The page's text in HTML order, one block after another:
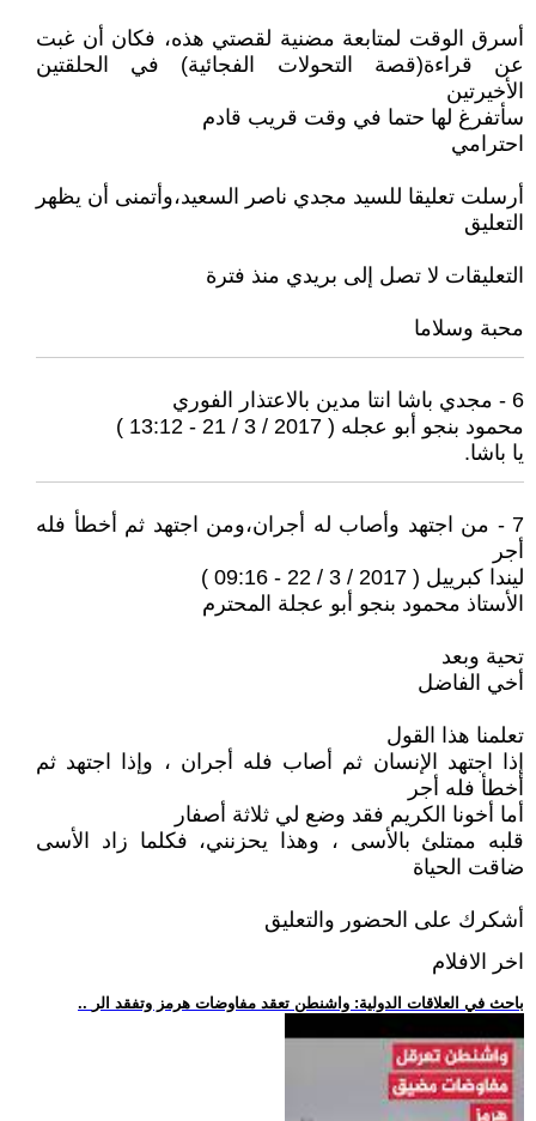
أسرق الوقت لمتابعة مضنية لقصتي هذه، فكان أن غبت
عن قراءة(قصة التحولات الفجائية) في الحلقتين
الأخيرتين
سأتفرغ لها حتما في وقت قريب قادم
احترامي
أرسلت تعليقا للسيد مجدي ناصر السعيد،وأتمنى أن يظهر
التعليق
التعليقات لا تصل إلى بريدي منذ فترة
محبة وسلاما
6 - مجدي باشا انتا مدين بالاعتذار الفوري
محمود بنجو أبو عجله ( 2017 / 3 / 21 - 13:12 )
يا باشا.
7 - من اجتهد وأصاب له أجران،ومن اجتهد ثم أخطأ فله
أجر
ليندا كبرييل ( 2017 / 3 / 22 - 09:16 )
الأستاذ محمود بنجو أبو عجلة المحترم
تحية وبعد
أخي الفاضل
تعلمنا هذا القول
إذا اجتهد الإنسان ثم أصاب فله أجران ، وإذا اجتهد ثم
أخطأ فله أجر
أما أخونا الكريم فقد وضع لي ثلاثة أصفار
قلبه ممتلئ بالأسى ، وهذا يحزنني، فكلما زاد الأسى
ضاقت الحياة
أشكرك على الحضور والتعليق
اخر الافلام
.. باحث في العلاقات الدولية: واشنطن تعقد مفاوضات هرمز وتفقد الر